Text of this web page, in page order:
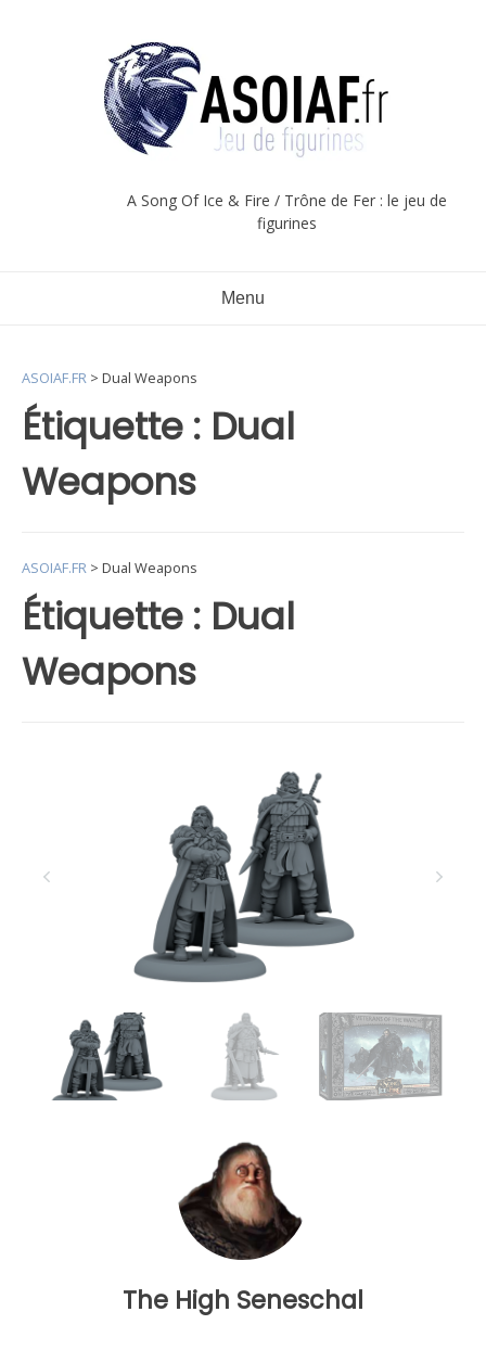
A Song Of Ice & Fire / Trône de Fer : le jeu de
figurines
Menu
Étiquette : Dual
Weapons
ASOIAF.FR > Dual Weapons
Étiquette : Dual
Weapons
ASOIAF.FR > Dual Weapons
The High Seneschal